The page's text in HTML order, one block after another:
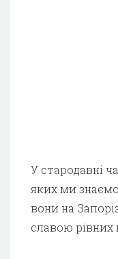
У стародавні
яких ми
вони на
славою рівних